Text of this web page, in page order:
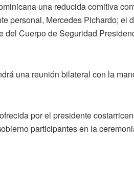
una reducida comitiva
personal, Mercedes Pichardo; el
del Cuerpo de Seguridad
una reunión bilateral con la
por el presidente
participantes en la